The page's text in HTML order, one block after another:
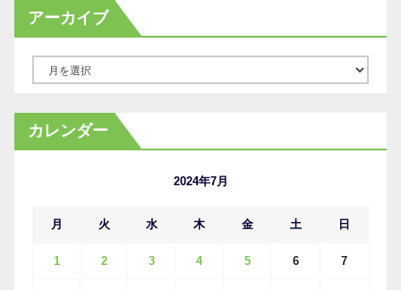
アーカイブ
カ
イ
カレンダー
2024年7月
月 火 水 木 金 土 日
1 2 3 4 5 6 7